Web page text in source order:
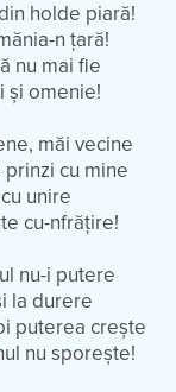
holde piară!
n țară!
nu mai fie
și omenie!
măi vecine
prinzi cu mine
unire
cu-nfrățire!
nu-i putere
la durere
puterea crește
nu sporește!